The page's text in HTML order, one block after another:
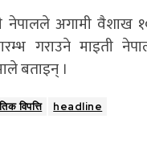
नेपालले अगामी वैशाख
गराउने माइती
बताइन् ।
विपत्ति headline